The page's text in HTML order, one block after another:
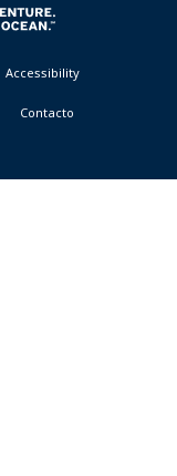
Accessibility
Contacto